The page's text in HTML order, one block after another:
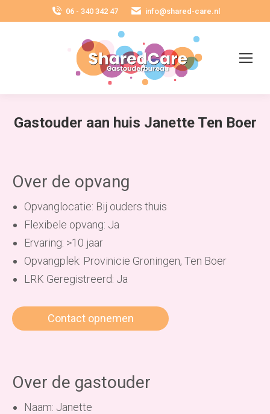
06 - 340 342 47 info@shared-care.nl
Gastouder aan huis Janette Ten Boer
Over de opvang
Opvanglocatie: Bij ouders thuis
Flexibele opvang: Ja
Ervaring: >10 jaar
Opvangplek: Provinicie Groningen, Ten Boer
LRK Geregistreerd: Ja
Contact opnemen
Over de gastouder
Naam: Janette